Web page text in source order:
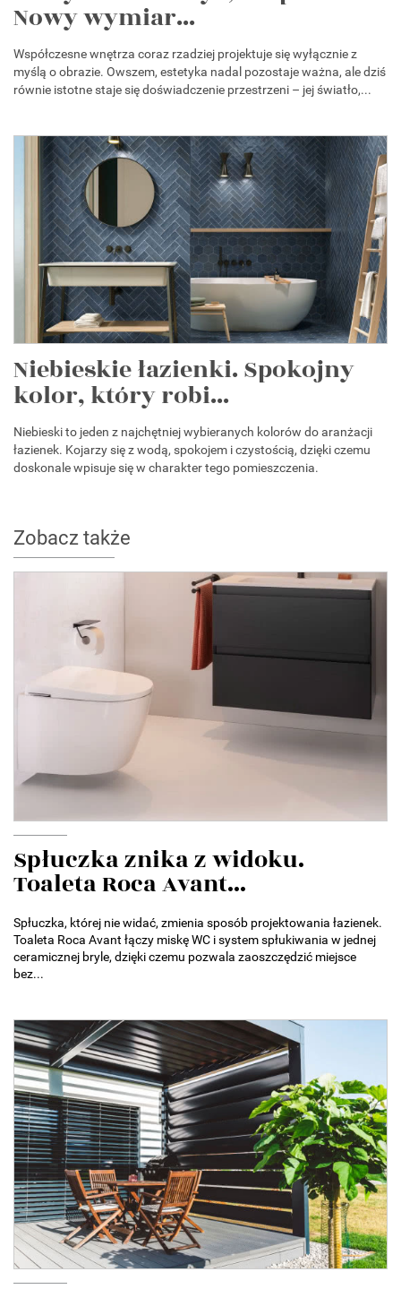
Nowy wymiar...
Współczesne wnętrza coraz rzadziej projektuje się wyłącznie z
myślą o obrazie. Owszem, estetyka nadal pozostaje ważna, ale dziś
równie istotne staje się doświadczenie przestrzeni – jej światło,...
Niebieskie łazienki. Spokojny
kolor, który robi...
Niebieski to jeden z najchętniej wybieranych kolorów do aranżacji
łazienek. Kojarzy się z wodą, spokojem i czystością, dzięki czemu
doskonale wpisuje się w charakter tego pomieszczenia.
Zobacz także
Spłuczka znika z widoku.
Toaleta Roca Avant...
Spłuczka, której nie widać, zmienia sposób projektowania łazienek.
Toaleta Roca Avant łączy miskę WC i system spłukiwania w jednej
ceramicznej bryle, dzięki czemu pozwala zaoszczędzić miejsce
bez...